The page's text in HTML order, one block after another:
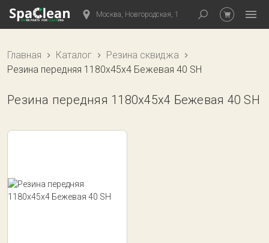
Москва, Новгородская, 1
Главная Каталог
Резина сквиджа
Резина передняя 1180x45x4 Бежевая 40 SH
Резина передняя 1180x45x4 Бежевая 40 SH